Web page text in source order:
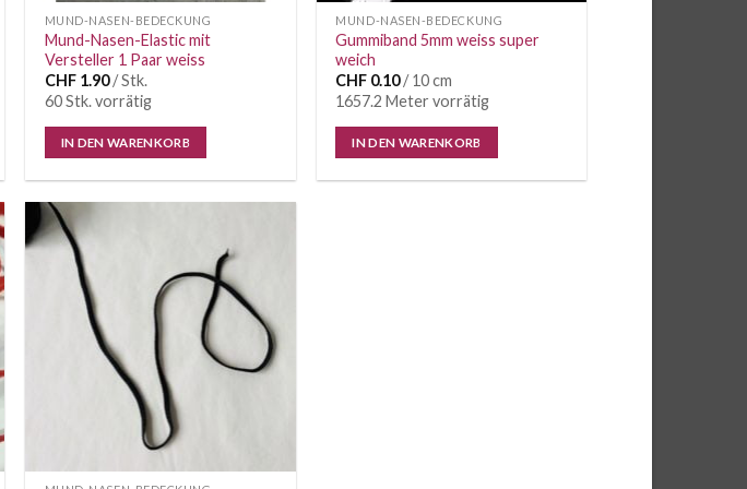
MUND-NASEN-BEDECKUNG
Mund-Nasen-Elastic mit
Versteller 1 Paar weiss
CHF1.90/ Stk.
60 Stk. vorrätig
IN DEN WARENKORB
MUND-NASEN-BEDECKUNG
Gummiband 5mm weiss super
weich
CHF 0.10/ 10 cm
1657.2 Meter vorrätig
IN DEN WARENKORB
Auf die
Wunschliste